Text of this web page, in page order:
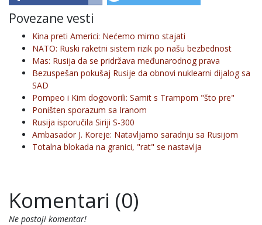
Povezane vesti
Kina preti Americi: Nećemo mirno stajati
NATO: Ruski raketni sistem rizik po našu bezbednost
Mas: Rusija da se pridržava međunarodnog prava
Bezuspešan pokušaj Rusije da obnovi nuklearni dijalog sa
SAD
Pompeo i Kim dogovorili: Samit s Trampom "što pre"
Poništen sporazum sa Iranom
Rusija isporučila Siriji S-300
Ambasador J. Koreje: Natavljamo saradnju sa Rusijom
Totalna blokada na granici, "rat" se nastavlja
Komentari (0)
Ne postoji komentar!